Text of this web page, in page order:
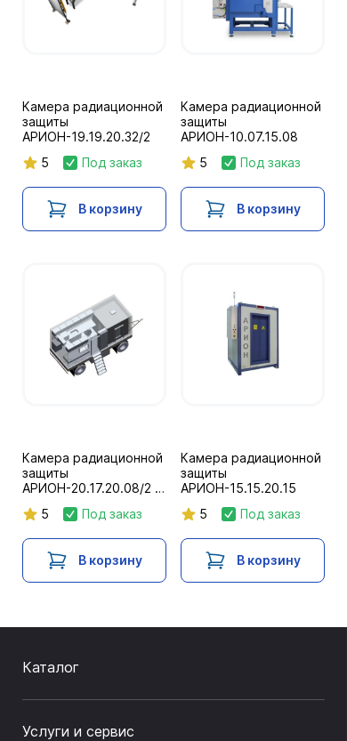
Камера радиационной
защиты
АРИОН-19.19.20.32/2
5
Под заказ
В корзину
Камера радиационной
защиты
АРИОН-10.07.15.08
5
Под заказ
В корзину
Камера радиационной
защиты
АРИОН-20.17.20.08/2 в
лаборатории
5 Под заказ
В корзину
Камера радиационной
защиты
АРИОН-15.15.20.15
5
Под заказ
В корзину
Каталог
Услуги и сервис